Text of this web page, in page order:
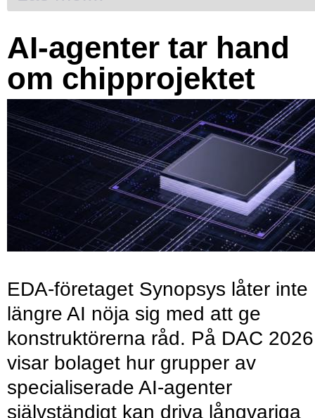
AI-agenter tar hand
om chipprojektet
EDA-företaget Synopsys låter inte
längre AI nöja sig med att ge
konstruktörerna råd. På DAC 2026
visar bolaget hur grupper av
specialiserade AI-agenter
självständigt kan driva långvariga